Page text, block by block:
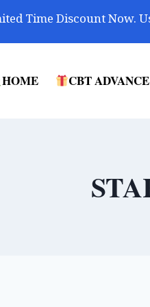
Time Discount Now.
HOME CBT